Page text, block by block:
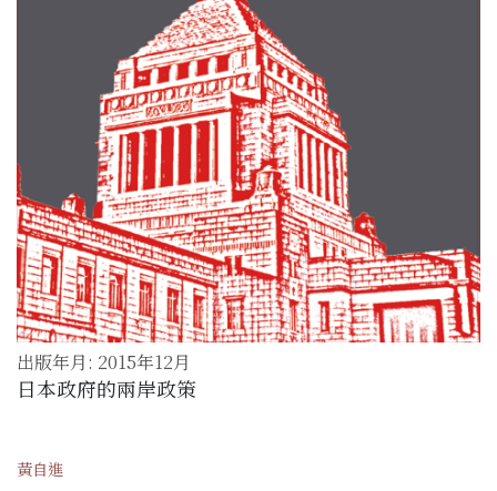
出版年月: 2015年12月
日本政府的兩岸政策
黃自進